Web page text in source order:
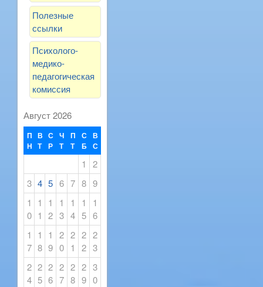
Полезные
ссылки
Психолого-
медико-
педагогическая
комиссия
Август 2026
П
Н
В
Т
С
Р
Ч
Т
П
Т
С
Б
В
С
1
2
3 4 5 6 7 8 9
1
0
1
1
1
2
1
3
1
4
1
5
1
6
1
7
1
8
1
9
2
0
2
1
2
2
2
3
2
4
2
5
2
6
2
7
2
8
2
9
3
0